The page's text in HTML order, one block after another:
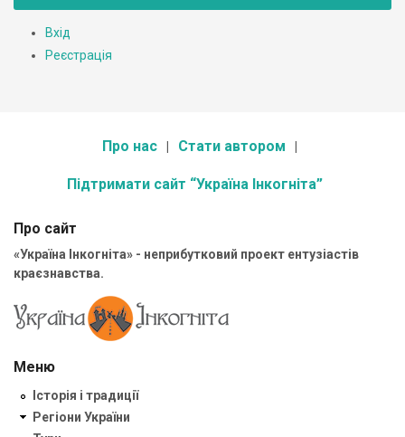
Вхід
Реєстрація
Про нас Стати автором
Підтримати сайт “Україна Інкогніта”
Про сайт
«Україна Інкогніта» - неприбутковий проект ентузіастів
краєзнавства.
Меню
Історія і традиції
Регіони України